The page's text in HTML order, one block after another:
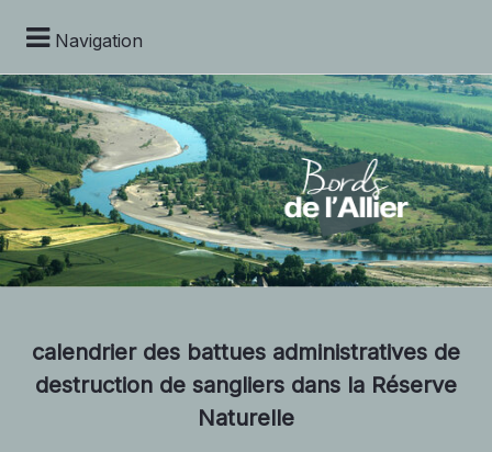
Navigation
calendrier des battues administratives de
destruction de sangliers dans la Réserve
Naturelle